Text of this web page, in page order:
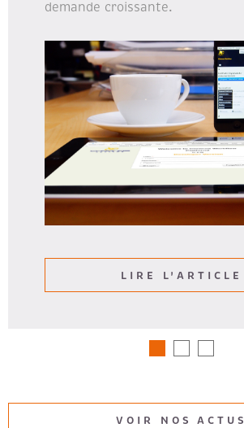
demande croissante.
LIRE L'ARTICLE
VOIR NOS ACTUS